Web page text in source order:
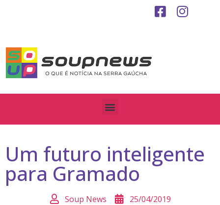
Um futuro inteligente
para Gramado
Soup News 25/04/2019